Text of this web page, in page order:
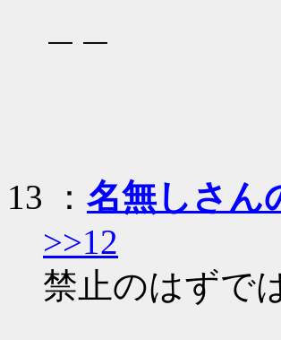
13 ： 名無しさん
>>12
禁止のはずで